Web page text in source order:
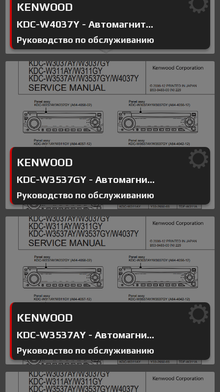
KENWOOD
KDC-W4037Y - Автомагнит...
Руководство по обслуживанию
KENWOOD
KDC-W3537GY - Автомагни...
Руководство по обслуживанию
KENWOOD
KDC-W3537AY - Автомагни...
Руководство по обслуживанию